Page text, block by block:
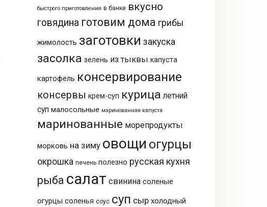
быстрого приготовления в банке вкусно
говядина готовим дома грибы
жимолость заготовки закуска
засолка зелень из тыквы капуста
картофель консервирование
консервы крем-суп курица летний
суп малосольные маринованная капуста
маринованные морепродукты
морковь на зиму овощи огурцы
окрошка печень полезно русская кухня
рыба салат свинина соленые
огурцы соленья соус суп сыр холодный